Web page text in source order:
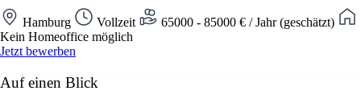
Hamburg Vollzeit
65000 - 85000 € / Jahr (geschätzt)
Kein Homeoffice möglich
Jetzt bewerben
Auf einen Blick